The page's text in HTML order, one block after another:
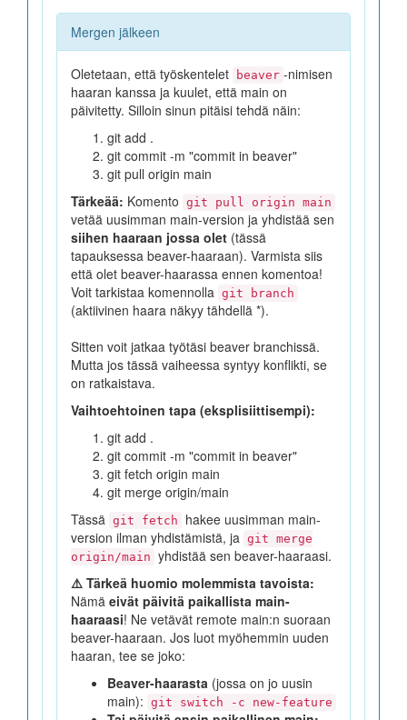
Mergen jälkeen
Oletetaan, että työskentelet beaver -nimisen
haaran kanssa ja kuulet, että main on
päivitetty. Silloin sinun pitäisi tehdä näin:
git add .
git commit -m "commit in beaver"
git pull origin main
Tärkeää: Komento git pull origin main
vetää uusimman main-version ja yhdistää sen
siihen haaraan jossa olet (tässä
tapauksessa beaver-haaraan). Varmista siis
että olet beaver-haarassa ennen komentoa!
Voit tarkistaa komennolla git branch
(aktiivinen haara näkyy tähdellä *).
Sitten voit jatkaa työtäsi beaver branchissä.
Mutta jos tässä vaiheessa syntyy konflikti, se
on ratkaistava.
Vaihtoehtoinen tapa (eksplisiittisempi):
git add .
git commit -m "commit in beaver"
git fetch origin main
git merge origin/main
Tässä git fetch
hakee uusimman main-
version ilman yhdistämistä, ja git merge
origin/main yhdistää sen beaver-haaraasi.
⚠️ Tärkeä huomio molemmista tavoista:
Nämä eivät päivitä paikallista main-
haaraasi! Ne vetävät remote main:n suoraan
beaver-haaraan. Jos luot myöhemmin uuden
haaran, tee se joko:
Beaver-haarasta (jossa on jo uusin
main): git switch -c new-feature